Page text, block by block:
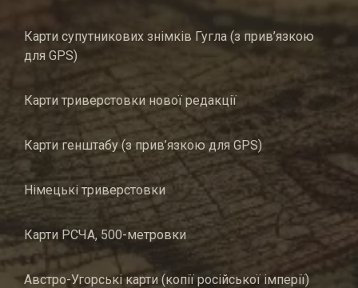
Карти супутникових знімків Гугла (з прив’язкою
для GPS)
Карти триверстовки нової редакції
Карти генштабу (з прив’язкою для GPS)
Німецькі триверстовки
Карти РСЧА, 500-метровки
Австро-Угорські карти (копії російської імперії)